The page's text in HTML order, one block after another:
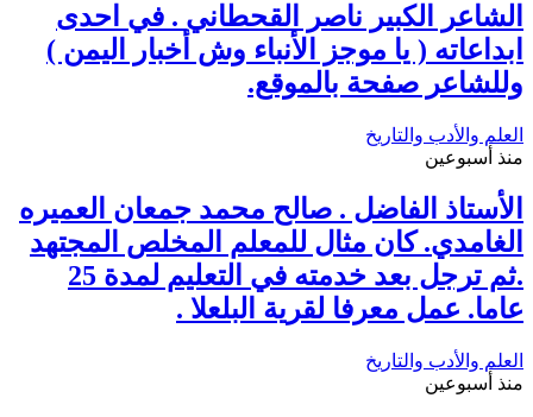
الشاعر الكبير ناصر القحطاني . في احدى
ابداعاته ( يا موجز الأنباء وش أخبار اليمن )
وللشاعر صفحة بالموقع.
العلم والأدب والتاريخ
منذ أسبوعين
الأستاذ الفاضل . صالح محمد جمعان العميره
الغامدي. كان مثال للمعلم المخلص المجتهد
.ثم ترجل بعد خدمته في التعليم لمدة 25
عاما. عمل معرفا لقرية البلعلا .
العلم والأدب والتاريخ
منذ أسبوعين